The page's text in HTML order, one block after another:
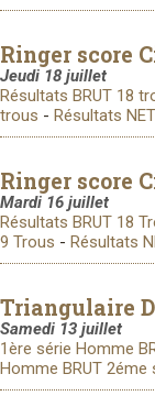
Ringer score
Jeudi 18 juillet
Résultats BRUT 18
trous - Résultats
Ringer score
Mardi 16 juillet
Résultats BRUT 18
9 Trous - Résultats
Triangulaire
Samedi 13 juillet
1ère série Homme
Homme BRUT 2éme